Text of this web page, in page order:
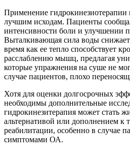
Применение
лучшим исходам. Пациенты
интенсивности боли и улучшении
Выталкивающая сила воды снижает
время как ее тепло способствует
расслаблению мышц, предлагая
которые упражнения на суше не
случае пациентов, плохо
Хотя для оценки долгосрочных
необходимы дополнительные
гидрокинезитерапия может стать
альтернативой или дополнением к
реабилитации, особенно в случае
симптомами ОА.